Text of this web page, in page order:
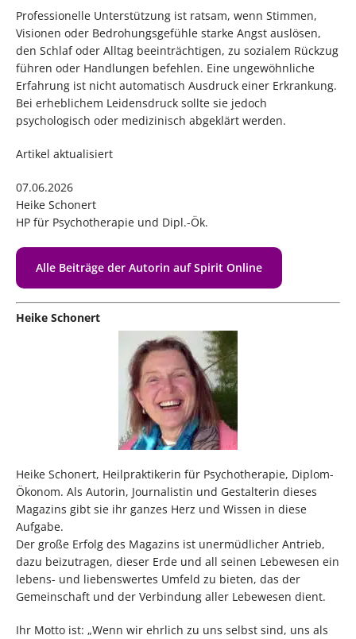
Professionelle Unterstützung ist ratsam, wenn Stimmen,
Visionen oder Bedrohungsgefühle starke Angst auslösen,
den Schlaf oder Alltag beeinträchtigen, zu sozialem Rückzug
führen oder Handlungen befehlen. Eine ungewöhnliche
Erfahrung ist nicht automatisch Ausdruck einer Erkrankung.
Bei erheblichem Leidensdruck sollte sie jedoch
psychologisch oder medizinisch abgeklärt werden.
Artikel aktualisiert
07.06.2026
Heike Schonert
HP für Psychotherapie und Dipl.-Ök.
Alle Beiträge der Autorin auf Spirit Online
Heike Schonert
Heike Schonert, Heilpraktikerin für Psychotherapie, Diplom-
Ökonom. Als Autorin, Journalistin und Gestalterin dieses
Magazins gibt sie ihr ganzes Herz und Wissen in diese
Aufgabe.
Der große Erfolg des Magazins ist unermüdlicher Antrieb,
dazu beizutragen, dieser Erde und all seinen Lebewesen ein
lebens- und liebenswertes Umfeld zu bieten, das der
Gemeinschaft und der Verbindung aller Lebewesen dient.
Ihr Motto ist: „Wenn wir ehrlich zu uns selbst sind, uns als